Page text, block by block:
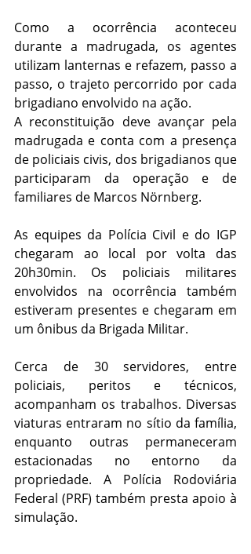
Como a ocorrência aconteceu
durante a madrugada, os agentes
utilizam lanternas e refazem, passo a
passo, o trajeto percorrido por cada
brigadiano envolvido na ação.
A reconstituição deve avançar pela
madrugada e conta com a presença
de policiais civis, dos brigadianos que
participaram da operação e de
familiares de Marcos Nörnberg.
As equipes da Polícia Civil e do IGP
chegaram ao local por volta das
20h30min. Os policiais militares
envolvidos na ocorrência também
estiveram presentes e chegaram em
um ônibus da Brigada Militar.
Cerca de 30 servidores, entre
policiais, peritos e técnicos,
acompanham os trabalhos. Diversas
viaturas entraram no sítio da família,
enquanto outras permaneceram
estacionadas no entorno da
propriedade. A Polícia Rodoviária
Federal (PRF) também presta apoio à
simulação.